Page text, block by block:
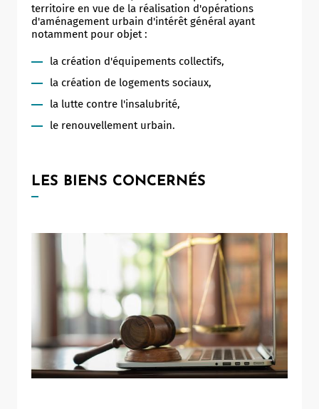
territoire en vue de la réalisation d'opérations
d'aménagement urbain d'intérêt général ayant
notamment pour objet :
la création d'équipements collectifs,
la création de logements sociaux,
la lutte contre l'insalubrité,
le renouvellement urbain.
LES BIENS CONCERNÉS